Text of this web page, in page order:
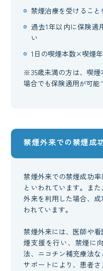
禁煙治療を受けるこ
過去1年以内に保険適
い
1日の喫煙本数×喫煙
※35歳未満の方は、喫
場合でも保険適用が可能
禁煙外来での禁煙成
禁煙外来での禁煙成功
といわれています。ま
外来を利用した場合、
われています。
禁煙外来には、医師や
煙支援を行い、禁煙に
法、ニコチン補充療法
サポートにより、患者